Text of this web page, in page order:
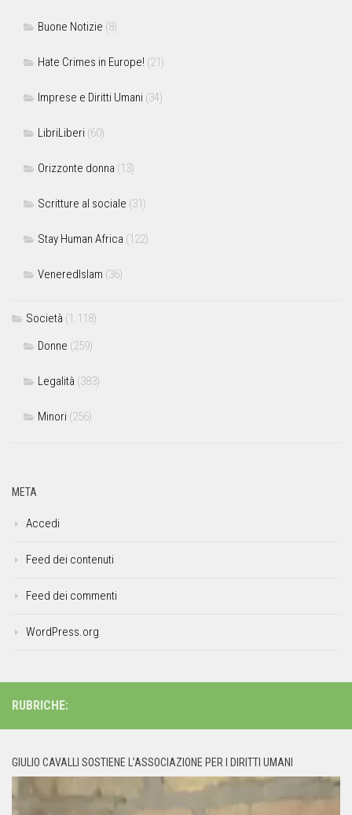
Buone Notizie (8)
Hate Crimes in Europe! (21)
Imprese e Diritti Umani (34)
LibriLiberi (60)
Orizzonte donna (13)
Scritture al sociale (31)
Stay Human Africa (122)
VeneredIslam (36)
Società (1.118)
Donne (259)
Legalità (383)
Minori (256)
META
Accedi
Feed dei contenuti
Feed dei commenti
WordPress.org
RUBRICHE:
GIULIO CAVALLI SOSTIENE L’ASSOCIAZIONE PER I DIRITTI UMANI
Player